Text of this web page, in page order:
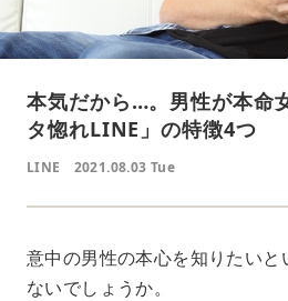
本気だから…。男性が本命
タ惚れLINE」の特徴4つ
LINE 2021.08.03 Tue
意中の男性の本心を知りたい
ないでしょうか。